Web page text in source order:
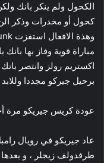
الكحول ولم ينكر بانك
كحول أو مخدرات وذكر
مباراة قوية وفاز بها
اكستريم رولز وانتصر
برحيل جيركو مجددا
عودة كريس جيريكو مرة أخرى